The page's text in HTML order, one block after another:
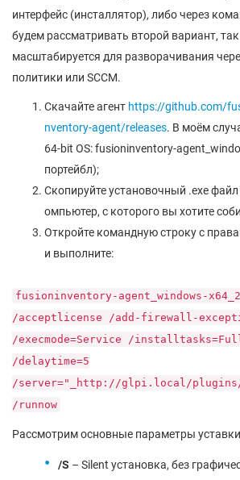
интерфейс (инсталлятор), либо через
будем рассматривать второй вариант,
масштабируется для разворачивания
политики или SCCM.
Скачайте агент https://github.com/
nventory-agent/releases. В моём
64-bit OS: fusioninventory-
портейбл);
Скопируйте установочный .ехе
омпьютер, с которого вы хотите
Откройте командную строку с
и выполните:
fusioninventory-agent_windows-
/acceptlicense /add-firewall-
/execmode=Service /
/delaytime=5
/server="_http://glpi.local/
/runnow
Рассмотрим основные параметры уставки
/S – Silent установка, без